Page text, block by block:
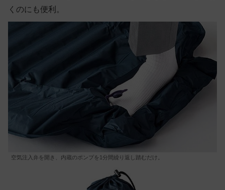
くのにも便利。
空気注入弁を開き、内蔵のポンプを1分間繰り返し踏むだけ。